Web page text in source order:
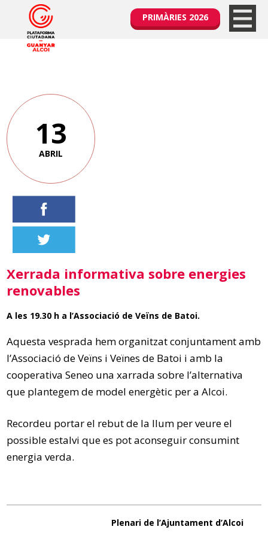
PRIMÀRIES 2026
13
ABRIL
Xerrada informativa sobre energies
renovables
A les 19.30 h a l’Associació de Veïns de Batoi.
Aquesta vesprada hem organitzat conjuntament amb
l’Associació de Veïns i Veïnes de Batoi i amb la
cooperativa Seneo una xarrada sobre l’alternativa
que plantegem de model energètic per a Alcoi.
Recordeu portar el rebut de la llum per veure el
possible estalvi que es pot aconseguir consumint
energia verda.
Plenari de l’Ajuntament d’Alcoi